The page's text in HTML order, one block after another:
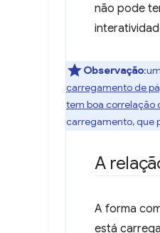
não pode
Observação
carregamento de
tem boa correlação
carregamento, que
A
A forma
está